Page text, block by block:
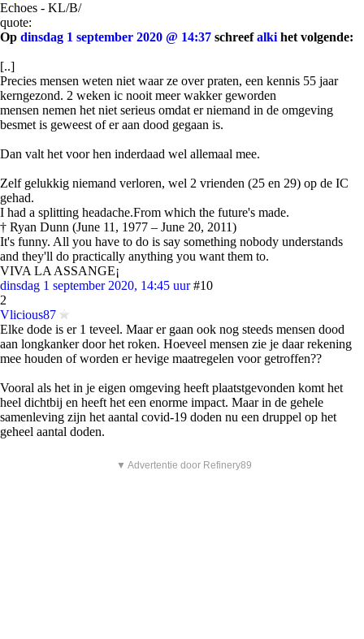
Echoes - KL/B/
quote:
Op dinsdag 1 september 2020 @ 14:37 schreefalki het volgende:
[..]
Precies mensen weten niet waar ze over praten, een kennis 55 jaar
kerngezond. 2 weken ic nooit meer wakker geworden
mensen nemen het niet serieus omdat er niemand in de omgeving
besmet is geweest of er aan dood gegaan is.
Dan valt het voor hen inderdaad wel allemaal mee.
Zelf gelukkig niemand verloren, wel 2 vrienden (25 en 29) op de IC
gehad.
I had a splitting headache.From which the future's made.
† Ryan Dunn (June 11, 1977 – June 20, 2011)
It's funny. All you have to do is say something nobody understands
and they'll do practically anything you want them to.
VIVA LA ASSANGE¡
dinsdag 1 september 2020, 14:45 uur #10
2
Vlicious87
Elke dode is er 1 teveel. Maar er gaan ook nog steeds mensen dood
aan longkanker door het roken. Hoeveel mensen zie je daar rekening
mee houden of worden er hevige maatregelen voor getroffen??
Vooral als het in je eigen omgeving heeft plaatstgevonden komt het
heel dichtbij en heeft het een enorme impact. Maar in de gehele
samenleving zijn het aantal covid-19 doden nu een druppel op het
geheel aantal doden.
▼ Advertentie door Refinery89